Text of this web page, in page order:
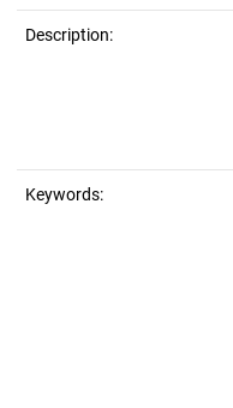
Description:
Keywords: